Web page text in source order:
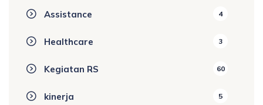
Assistance 4
Healthcare 3
Kegiatan RS 60
kinerja 5